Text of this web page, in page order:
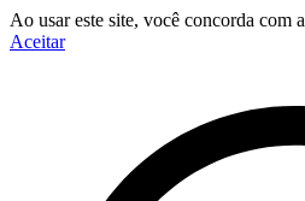
Ao usar este site, você concorda com a
Aceitar